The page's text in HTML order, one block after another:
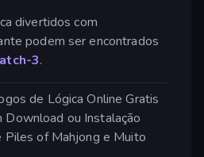
divertidos com
podem ser encontrados
3.
de Lógica Online Gratis
Download ou Instalação
Piles of Mahjong e Muito